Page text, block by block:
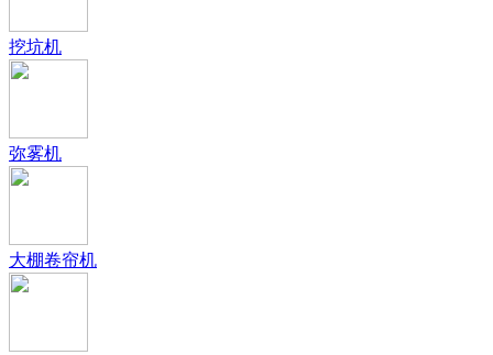
挖坑机
弥雾机
大棚卷帘机